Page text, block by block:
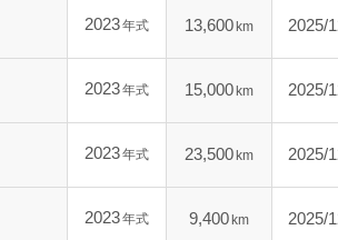
2023年式 13,600 km 2025/
2023年式 15,000 km 2025/
2023年式 23,500 km 2025/
2023年式 9,400 km 2025/